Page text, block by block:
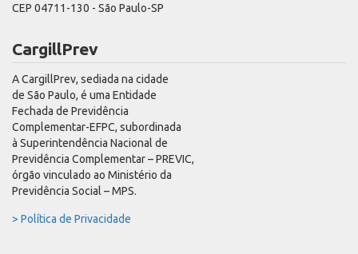
CEP 04711-130 - São Paulo-SP
CargillPrev
A CargillPrev, sediada na cidade
de São Paulo, é uma Entidade
Fechada de Previdência
Complementar-EFPC, subordinada
à Superintendência Nacional de
Previdência Complementar – PREVIC,
órgão vinculado ao Ministério da
Previdência Social – MPS.
> Política de Privacidade